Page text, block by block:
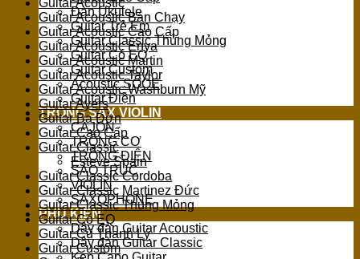
Đàn Ukulele
Guitar Trẻ Em
Guitar Classic Thùng Mỏng
Guitar Có EQ
Guitar Custom
Acoustic SQOE
Guitar Điện
TRỐNG SAX VIOLIN
CAJON
TRỐNG CƠ
TRỐNG ĐIỆN
SÁO TRÚC
VIOLIN
SAXOPHONE
PHỤ KIỆN
Dây đàn Guitar Acoustic
Dây đàn Guitar Classic
Guitar Acoustic Bán Chạy
Guitar Acoustic Cao Cấp
Guitar Acoustic Enya
Guitar Acoustic Martin
Guitar Acoustic Taylor
Guitar Acoustic Washburn Mỹ
Guitar Ayers
Guitar Ba Đờn
Guitar Cao Cấp
Guitar Classic
Esteve Spain
Guitar Classic Cordoba
Guitar Classic Martinez Đức
Guitar Classic Thùng Mỏng
Guitar Có EQ
Guitar Cũ Thanh Lý
Guitar Custom